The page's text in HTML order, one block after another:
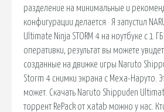
разделение на минимальные и
конфигурации делается · Я запустил
Ultimate Ninja STORM 4 на ноутбуке с 1
оперативки, результат вы можете
созданные на движке игры Naruto
Storm 4 снимки экрана c Меха-Наруто.
может. Скачать Naruto Shippuden
торрент RePack от xatab можно у нас.